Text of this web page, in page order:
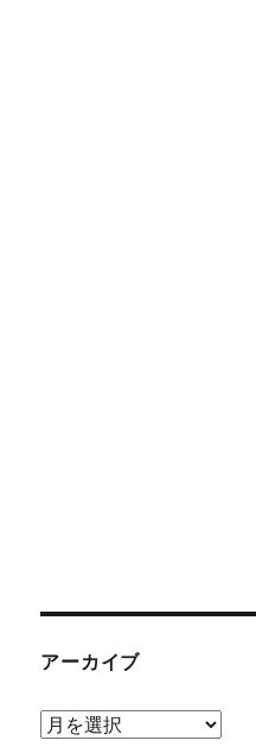
アーカイブ
ア